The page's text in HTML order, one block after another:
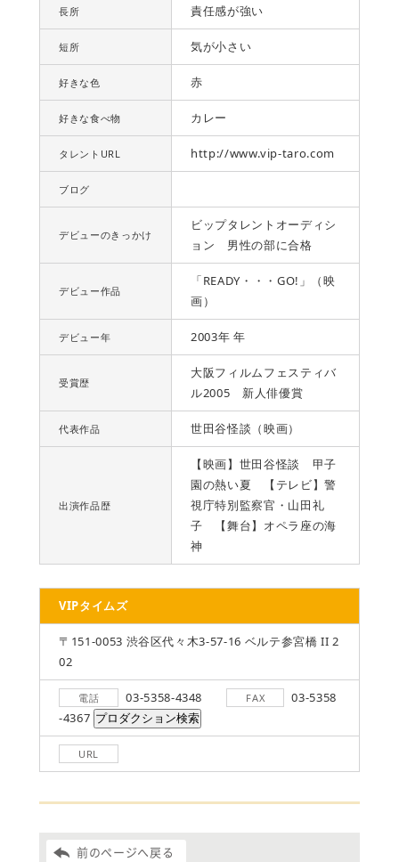
長所 責任感が強い
短所 気が小さい
好きな色 赤
好きな食べ物 カレー
タレントURL http://www.vip-taro.com
ブログ
デビューのきっかけ
ビップタレントオーディシ
ョン 男性の部に合格
デビュー作品
「READY・・・GO!」（映
画）
デビュー年 2003年 年
受賞歴
大阪フィルムフェスティバ
ル2005 新人俳優賞
代表作品 世田谷怪談（映画）
出演作品歴
【映画】世田谷怪談 甲子
園の熱い夏 【テレビ】警
視庁特別監察官・山田礼
子 【舞台】オペラ座の海
神
VIPタイムズ
〒151-0053 渋谷区代々木3-57-16 ベルテ参宮橋 II 2
02
電話 03-5358-4348 FAX
03-5358
-4367
URL
前のページへ戻る